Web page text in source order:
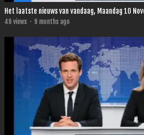
Het laatste nieuws van vandaag, Maandag 10
49 views · 9 months ago